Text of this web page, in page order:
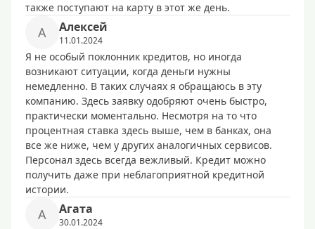
также поступают на карту в этот же день.
А Алексей
11.01.2024
Я не особый поклонник кредитов, но иногда
возникают ситуации, когда деньги нужны
немедленно. В таких случаях я обращаюсь в эту
компанию. Здесь заявку одобряют очень быстро,
практически моментально. Несмотря на то что
процентная ставка здесь выше, чем в банках, она
все же ниже, чем у других аналогичных сервисов.
Персонал здесь всегда вежливый. Кредит можно
получить даже при неблагоприятной кредитной
истории.
А Агата
30.01.2024